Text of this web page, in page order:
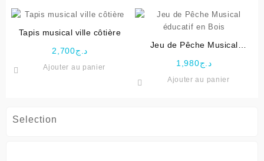
Selection
Tapis musical ville côtière
د.ج2,700
Ajouter au panier
Jeu de Pêche Musical
د.ج1,980
Ajouter au panier